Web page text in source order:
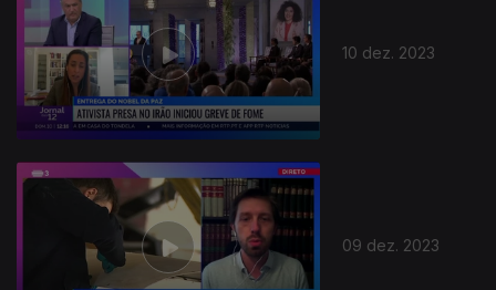
10 dez. 2023
09 dez. 2023
733599